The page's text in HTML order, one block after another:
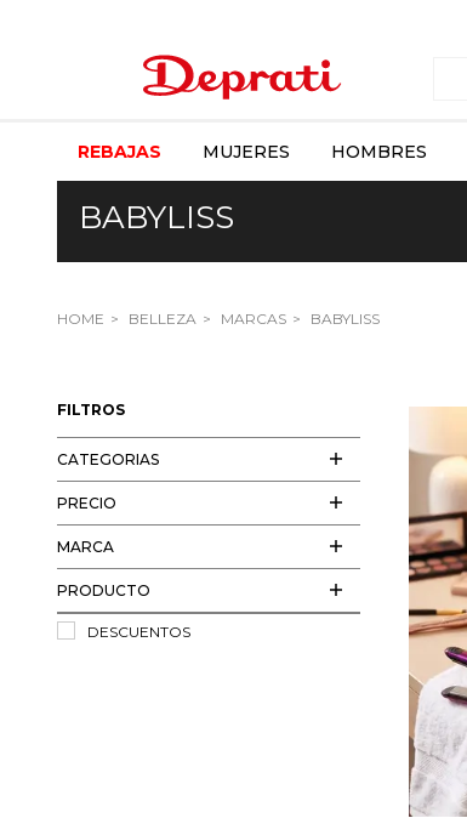
REBAJAS MUJERES HOMBRES
BABYLISS
HOME BELLEZA MARCAS BABYLISS
FILTROS
CATEGORIAS
PRECIO
MARCA
PRODUCTO
DESCUENTOS